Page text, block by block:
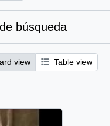
búsqueda
view Table view